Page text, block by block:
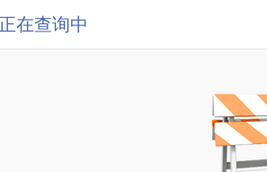
正在查询中